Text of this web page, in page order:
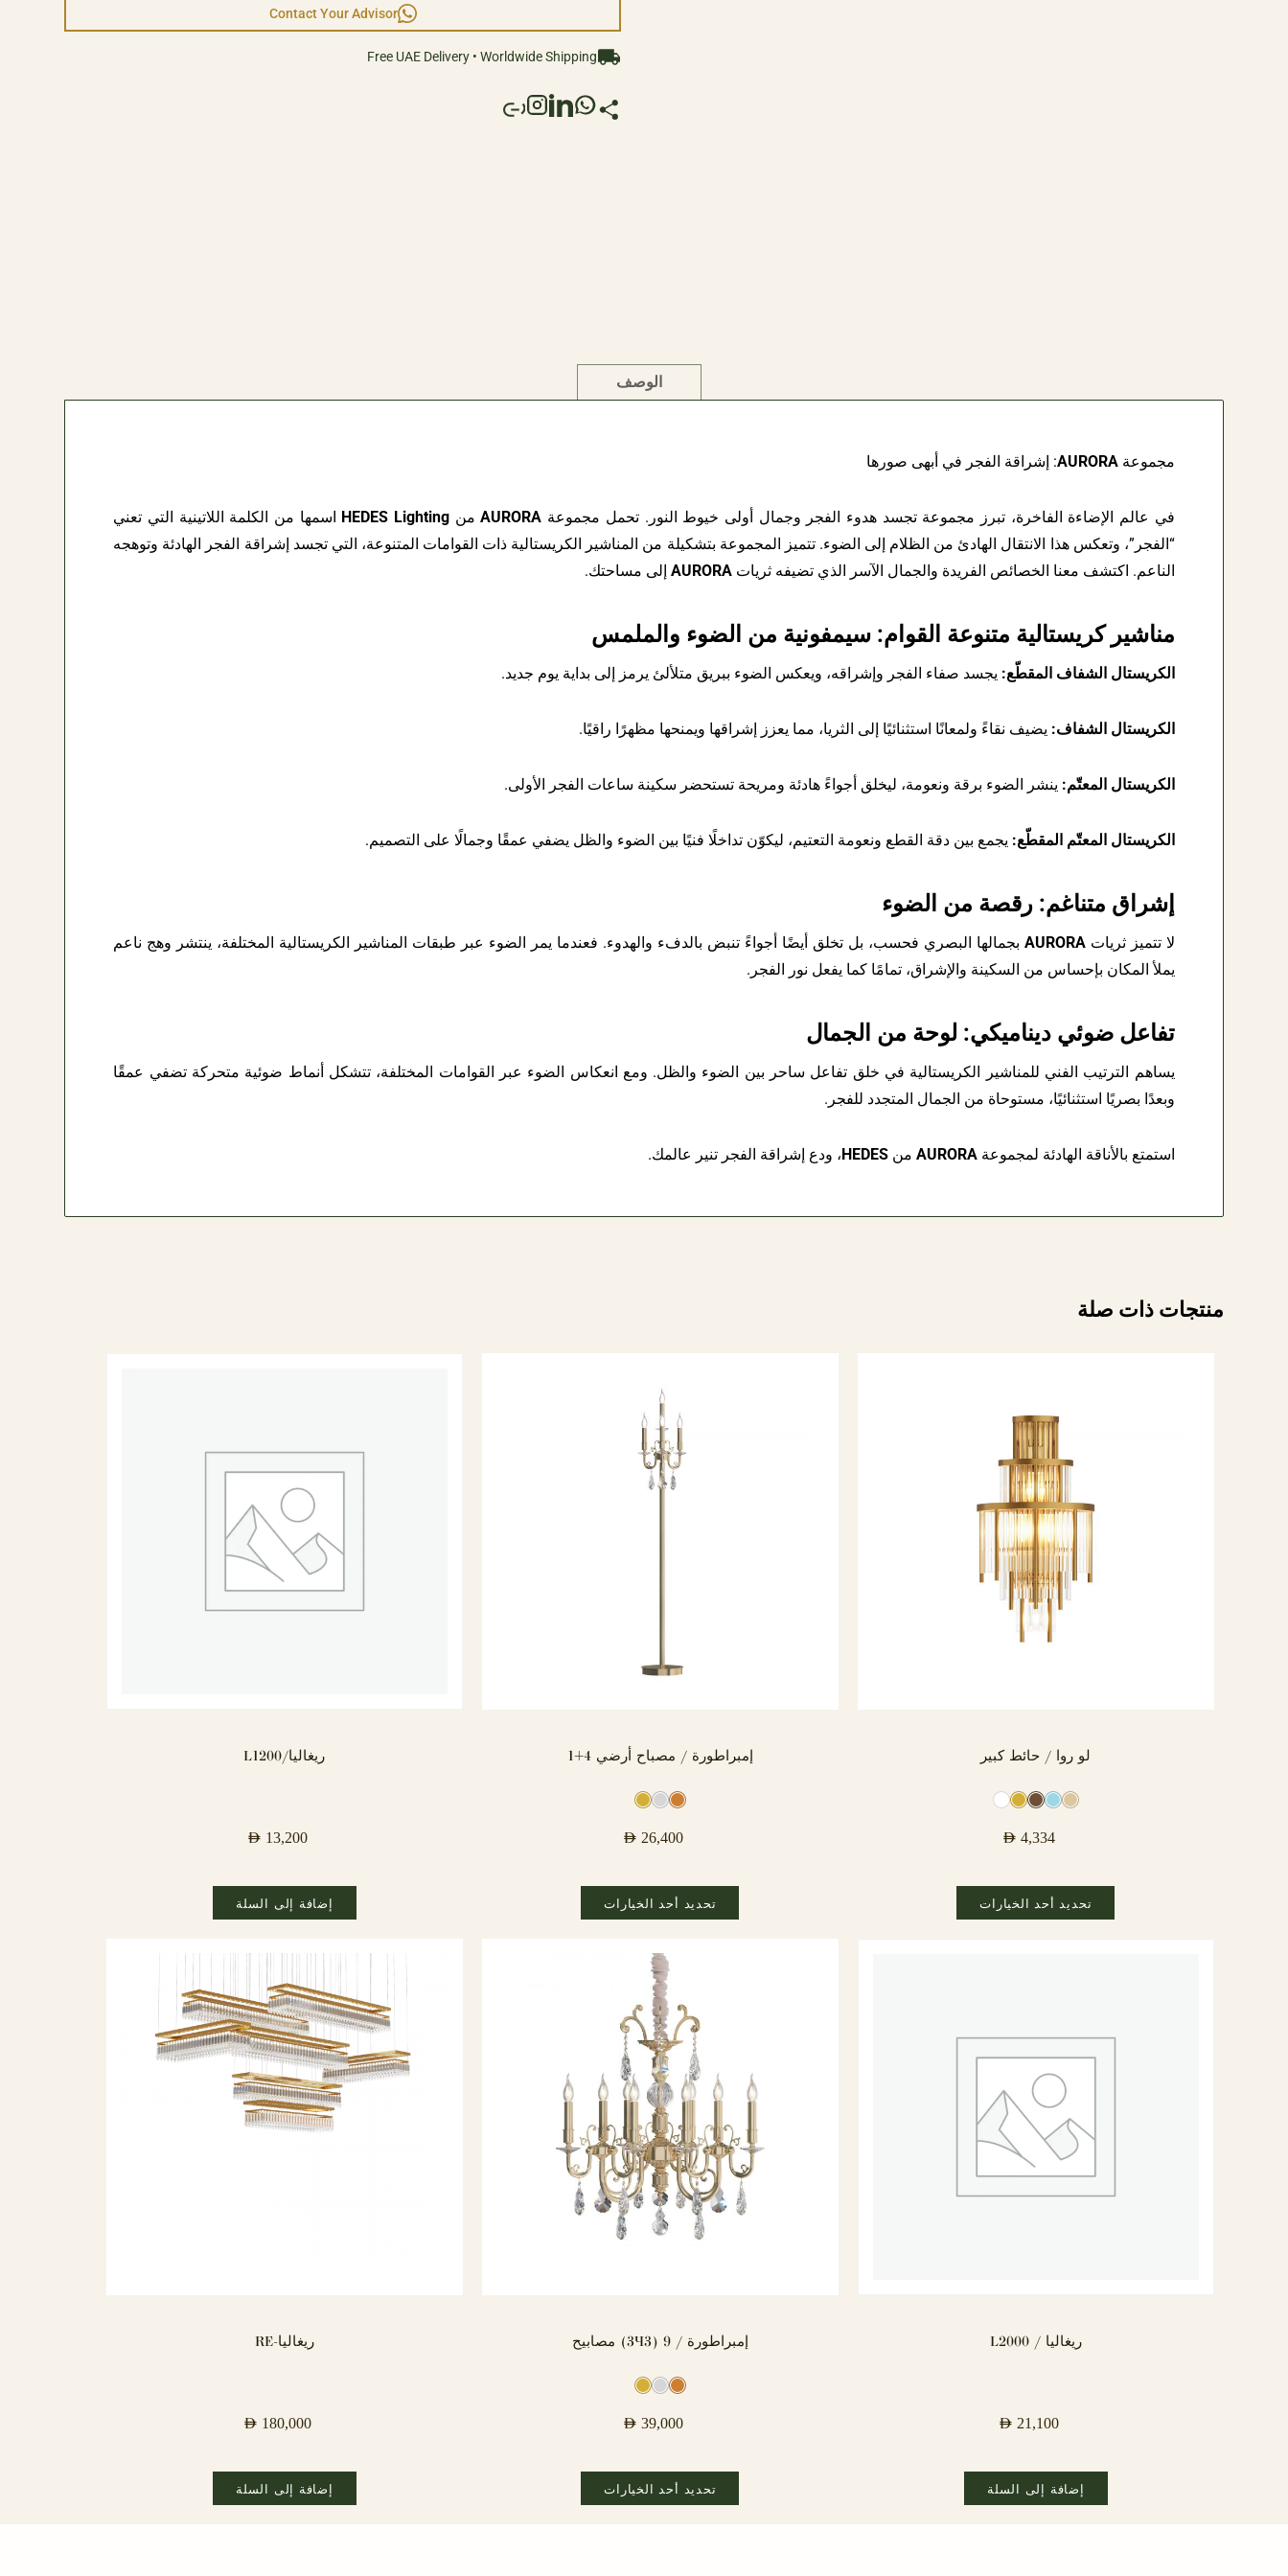
Contact Your Advisor
Free UAE Delivery • Worldwide Shipping
الوصف
مجموعةAURORA: إشراقة الفجر في أبهى صورها
في عالم الإضاءة الفاخرة، تبرز مجموعة تجسد هدوء الفجر وجمال أولى خيوط النور. تحمل مجموعة AURORAمن HEDES Lighting اسمها من الكلمة اللاتينية التي تعني
“الفجر”، وتعكس هذا الانتقال الهادئ من الظلام إلى الضوء. تتميز المجموعة بتشكيلة من المناشير الكريستالية ذات القوامات المتنوعة، التي تجسد إشراقة الفجر الهادئة وتوهجه
الناعم. اكتشف معنا الخصائص الفريدة والجمال الآسر الذي تضيفه ثرياتAURORA إلى مساحتك.
مناشير كريستالية متنوعة القوام: سيمفونية من الضوء والملمس
الكريستال الشفاف المقطّع: يجسد صفاء الفجر وإشراقه، ويعكس الضوء ببريق متلألئ يرمز إلى بداية يوم جديد.
الكريستال الشفاف: يضيف نقاءً ولمعانًا استثنائيًا إلى الثريا، مما يعزز إشراقها ويمنحها مظهرًا راقيًا.
الكريستال المعتّم: ينشر الضوء برقة ونعومة، ليخلق أجواءً هادئة ومريحة تستحضر سكينة ساعات الفجر الأولى.
الكريستال المعتّم المقطّع: يجمع بين دقة القطع ونعومة التعتيم، ليكوّن تداخلًا فنيًا بين الضوء والظل يضفي عمقًا وجمالًا على التصميم.
إشراق متناغم: رقصة من الضوء
لا تتميز ثرياتAURORA بجمالها البصري فحسب، بل تخلق أيضًا أجواءً تنبض بالدفء والهدوء. فعندما يمر الضوء عبر طبقات المناشير الكريستالية المختلفة، ينتشر وهج ناعم
يملأ المكان بإحساس من السكينة والإشراق، تمامًا كما يفعل نور الفجر.
تفاعل ضوئي ديناميكي: لوحة من الجمال
يساهم الترتيب الفني للمناشير الكريستالية في خلق تفاعل ساحر بين الضوء والظل. ومع انعكاس الضوء عبر القوامات المختلفة، تتشكل أنماط ضوئية متحركة تضفي عمقًا
وبعدًا بصريًا استثنائيًا، مستوحاة من الجمال المتجدد للفجر.
استمتع بالأناقة الهادئة لمجموعةAURORA منHEDES، ودع إشراقة الفجر تنير عالمك.
منتجات ذات صلة
لو روا / حائط كبير
AED 4,334
تحديد أحد الخيارات
إمبراطورة / مصباح أرضي 4+1
AED 26,400
تحديد أحد الخيارات
ريغاليا/L1200
AED 13,200
إضافة إلى السلة
ريغاليا / L2000
AED 21,100
إضافة إلى السلة
إمبراطورة / 9 (3×3) مصابيح
AED 39,000
تحديد أحد الخيارات
ريغاليا-RE
AED 180,000
إضافة إلى السلة